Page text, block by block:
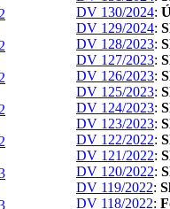
DV 130/2024:
DV 129/2024:
DV 128/2023:
DV 127/2023:
DV 126/2023:
DV 125/2023:
DV 124/2023:
DV 123/2023:
DV 122/2022:
DV 121/2022:
DV 120/2022:
DV 119/2022:
DV 118/2022: